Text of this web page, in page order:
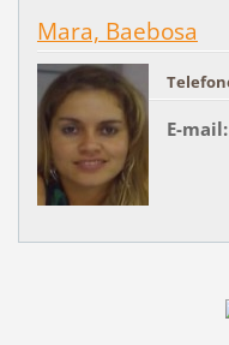
Mara, Baebosa
E-mail: